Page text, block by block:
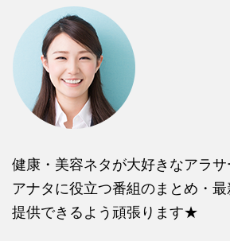
健康・美容ネタが大好きなアラ
アナタに役立つ番組のまとめ・最
提供できるよう頑張ります★